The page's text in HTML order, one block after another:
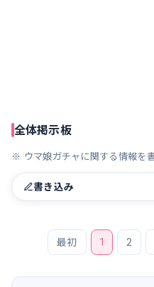
全体掲示板
※ ウマ娘ガチャに関する情報を
書き込み
最初 1 2